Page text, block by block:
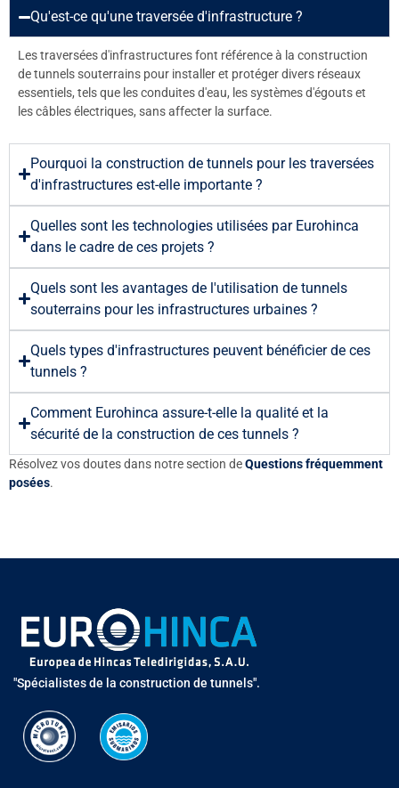
Qu'est-ce qu'une traversée d'infrastructure ?
Les traversées d'infrastructures font référence à la construction
de tunnels souterrains pour installer et protéger divers réseaux
essentiels, tels que les conduites d'eau, les systèmes d'égouts et
les câbles électriques, sans affecter la surface.
Pourquoi la construction de tunnels pour les traversées
d'infrastructures est-elle importante ?
Quelles sont les technologies utilisées par Eurohinca
dans le cadre de ces projets ?
Quels sont les avantages de l'utilisation de tunnels
souterrains pour les infrastructures urbaines ?
Quels types d'infrastructures peuvent bénéficier de ces
tunnels ?
Comment Eurohinca assure-t-elle la qualité et la
sécurité de la construction de ces tunnels ?
Résolvez vos doutes dans notre section deQuestions fréquemment
posées.
"Spécialistes de la construction de tunnels".